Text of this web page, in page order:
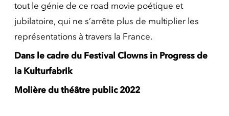
tout le génie de ce road movie poétique et
jubilatoire, qui ne s’arrête plus de multiplier les
représentations à travers la France.
Dans le cadre du Festival Clowns in Progress de
la Kulturfabrik
Molière du théâtre public 2022